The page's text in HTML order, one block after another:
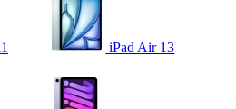
iPad Air 13